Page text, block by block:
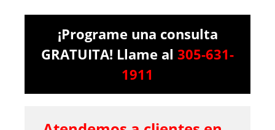
¡Programe una consulta
GRATUITA! Llame al 305-631-
1911